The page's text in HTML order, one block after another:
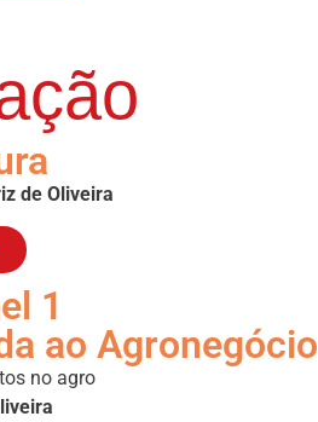
de Oliveira
1
ao Agronegócio
no agro